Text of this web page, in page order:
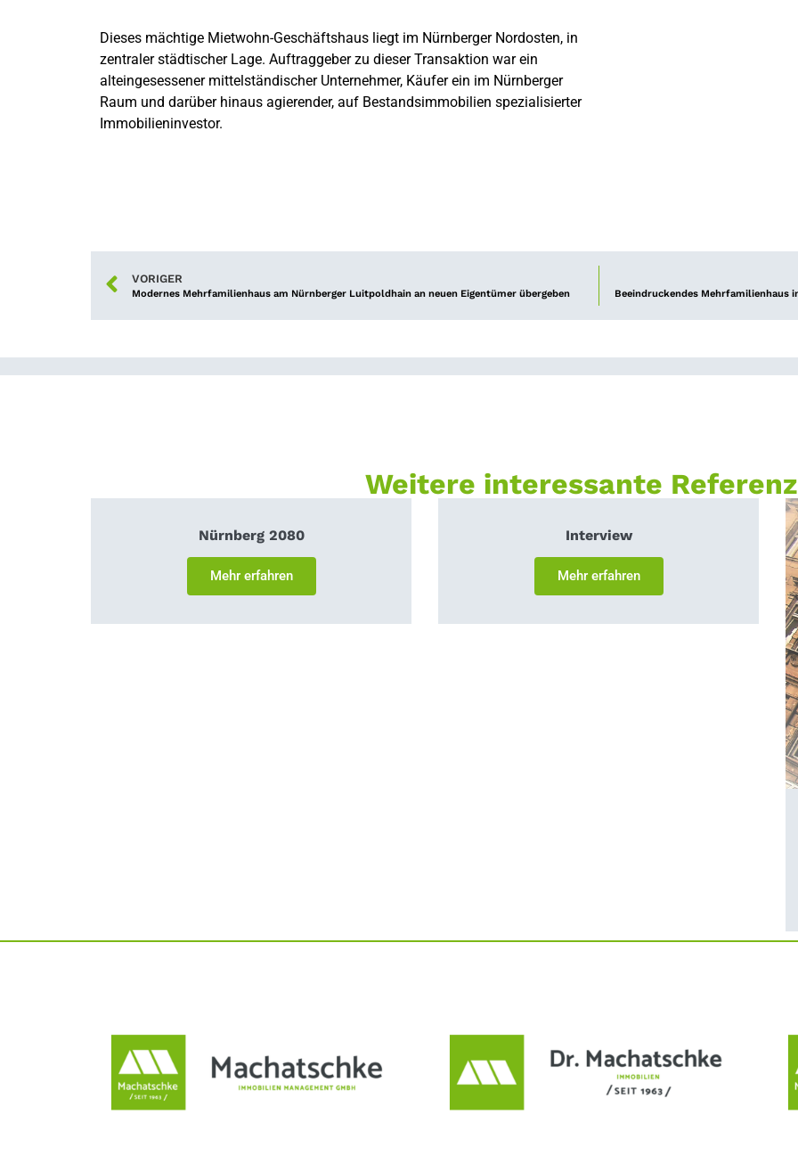
Dieses mächtige Mietwohn-Geschäftshaus liegt im Nürnberger Nordosten, in
zentraler städtischer Lage. Auftraggeber zu dieser Transaktion war ein
alteingesessener mittelständischer Unternehmer, Käufer ein im Nürnberger
Raum und darüber hinaus agierender, auf Bestandsimmobilien spezialisierter
Immobilieninvestor.
VORIGER
Modernes Mehrfamilienhaus am Nürnberger Luitpoldhain an neuen Eigentümer übergeben Beeindruckendes Mehrfamilienhaus
Weitere interessante
Nürnberg 2080
Mehr erfahren
Interview
Mehr erfahren